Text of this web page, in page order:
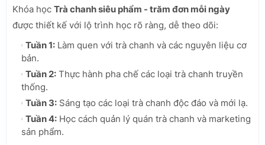
Khóa học Trà chanh siêu phẩm - trăm đơn mỗi ngày
được thiết kế với lộ trình học rõ ràng, dễ theo dõi:
Tuần 1: Làm quen với trà chanh và các nguyên liệu cơ
bản.
Tuần 2: Thực hành pha chế các loại trà chanh truyền
thống.
Tuần 3: Sáng tạo các loại trà chanh độc đáo và mới lạ.
Tuần 4: Học cách quản lý quán trà chanh và marketing
sản phẩm.